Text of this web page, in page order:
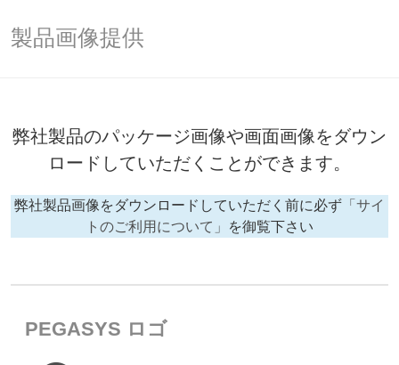
製品画像提供
弊社製品のパッケージ画像や画面画像をダウン
ロードしていただくことができます。
弊社製品画像をダウンロードしていただく前に必ず 「サイ
トのご利用について」
を御覧下さい
PEGASYS ロゴ